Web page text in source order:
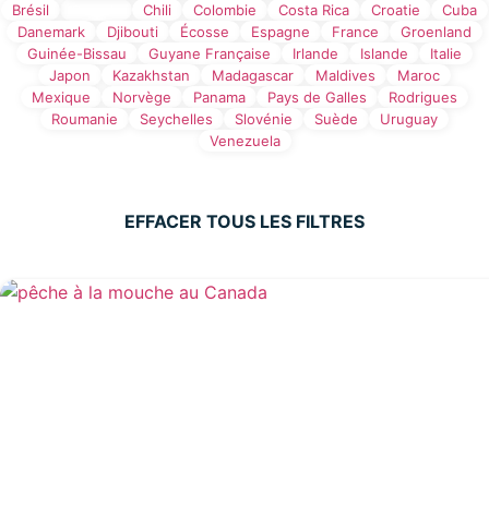
Brésil
Chili Colombie Costa Rica Croatie
Cuba
Danemark
Djibouti Écosse Espagne France
Groenland
Guinée-Bissau
Guyane Française Irlande Islande
Italie
Japon
Kazakhstan Madagascar Maldives
Maroc
Mexique
Norvège Panama Pays de Galles
Rodrigues
Roumanie
Seychelles Slovénie Suède
Uruguay
Venezuela
EFFACER TOUS LES FILTRES